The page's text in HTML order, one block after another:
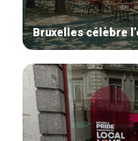
Bruxelles célèbre